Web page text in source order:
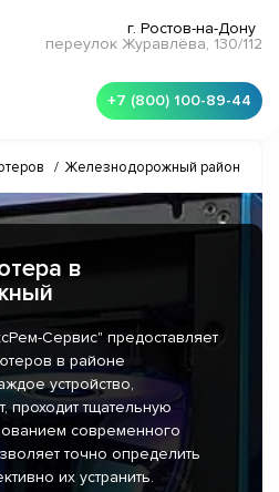
г. Ростов-на-Дону
переулок Журавлёва, 130/112
+7 (800) 100-89-44
/ Железнодорожный район
в
Сервис" предоставляет
в районе
устройство,
проходит тщательную
современного
точно определить
их устранить.